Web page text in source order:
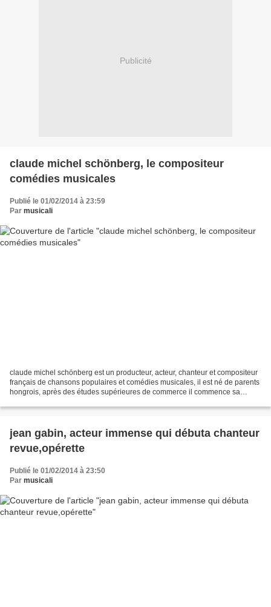
Publicité
claude michel schönberg, le compositeur
comédies musicales
Publié le 01/02/2014 à 23:59
Par musicali
claude michel schönberg est un producteur, acteur, chanteur et compositeur
français de chansons populaires et comédies musicales, il est né de parents
hongrois, après des études supérieures de commerce il commence sa
jean gabin, acteur immense qui débuta chanteur
revue,opérette
Publié le 01/02/2014 à 23:50
Par musicali